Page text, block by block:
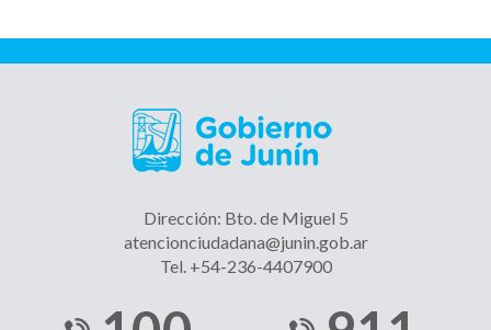
Dirección: Bto. de Miguel 5
atencionciudadana@junin.gob.ar
Tel. +54-236-4407900